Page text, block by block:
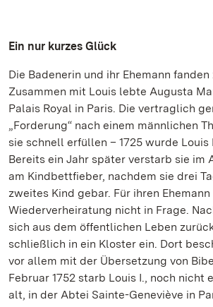
Ein nur kurzes Glück
Die Badenerin und ihr Ehemann fanden
Zusammen mit Louis lebte Augusta
Palais Royal in Paris. Die vertraglich
„Forderung“ nach einem männlichen
sie schnell erfüllen – 1725 wurde
Bereits ein Jahr später verstarb sie im
am Kindbettfieber, nachdem sie drei
zweites Kind gebar. Für ihren
Wiederverheiratung nicht in Frage.
sich aus dem öffentlichen Leben
schließlich in ein Kloster ein. Dort
vor allem mit der Übersetzung von
Februar 1752 starb Louis I., noch nicht
alt, in der Abtei Sainte-Geneviève in